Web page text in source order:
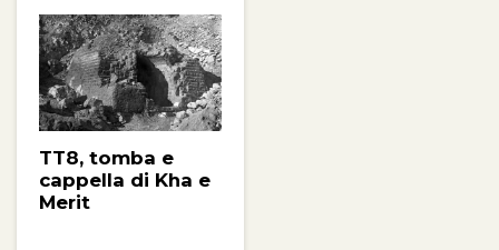
TT8, tomba e
cappella di Kha e
Merit